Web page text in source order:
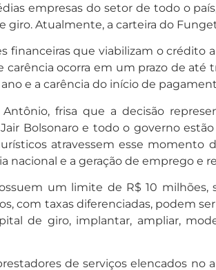
empresas do setor de todo o
giro. Atualmente, a carteira do
que viabilizam o crédito
ocorra em um prazo de até
e a carência do início de
frisa que a decisão
Bolsonaro e todo o governo
atravessem esse momento
e a geração de emprego e
um limite de R$ 10 milhões,
com taxas diferenciadas, podem
de giro, implantar, ampliar,
de serviços elencados no